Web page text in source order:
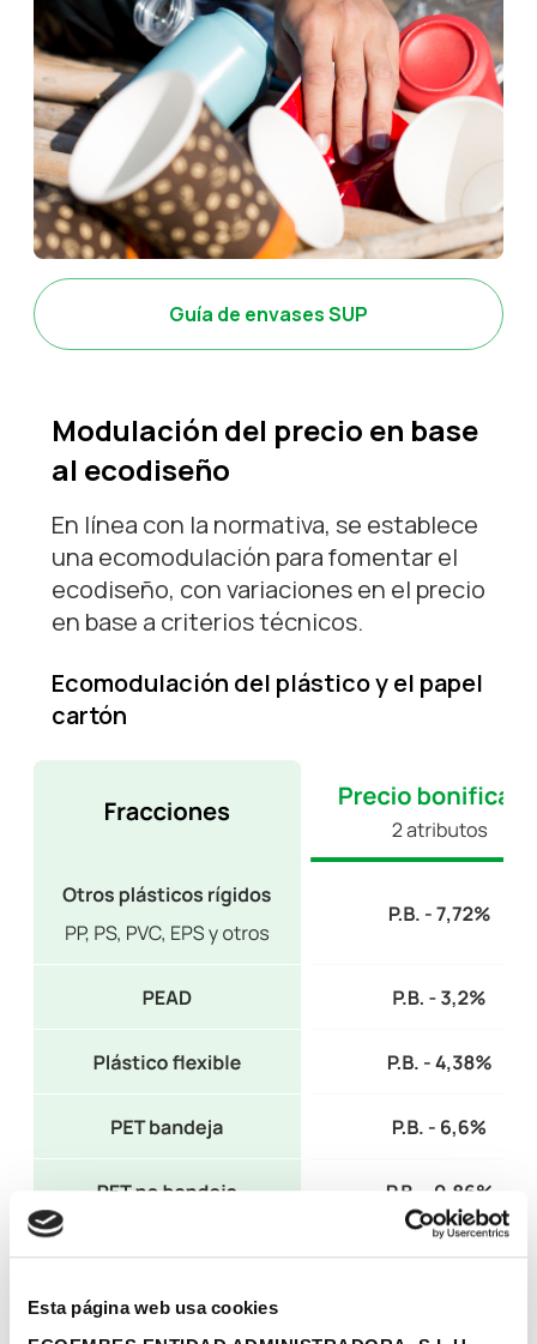
Esta página web usa cookies
Guía de envases SUP
Modulación del precio en base
al ecodiseño
En línea con la normativa, se establece
una ecomodulación para fomentar el
ecodiseño, con variaciones en el precio
en base a criterios técnicos.
Ecomodulación del plástico y el papel
cartón